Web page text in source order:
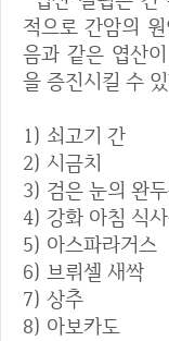
적으로 간암의
음과 같은 엽산
을 증진시킬 수
1) 쇠고기 간
2) 시금치
3) 검은 눈의 완
4) 강화 아침 식
5) 아스파라거스
6) 브뤼셀 새싹
7) 상추
8) 아보카도